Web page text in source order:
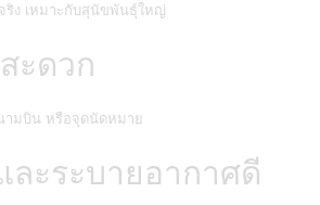
ริง เหมาะกับสุนัขพันธุ์ใหญ่
ะดวก
ามบิน หรือจุดนัดหมาย
ละระบายอากาศดี